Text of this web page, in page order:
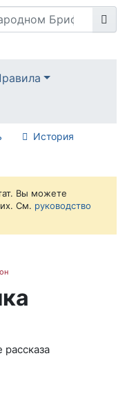
История
Вы можете
См. руководство